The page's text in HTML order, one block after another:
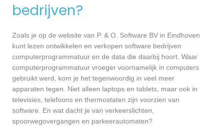
bedrijven?
Zoals je op de website van P. & O. Software BV in Eindhoven
kunt lezen ontwikkelen en verkopen software bedrijven
computerprogrammatuur en de data die daarbij hoort. Waar
computerprogrammatuur vroeger voornamelijk in computers
gebruikt werd, kom je het tegenwoordig in veel meer
apparaten tegen. Niet alleen laptops en tablets, maar ook in
televisies, telefoons en thermostaten zijn voorzien van
software. En wat dacht je van verkeerslichten,
spoorwegovergangen en parkeerautomaten?